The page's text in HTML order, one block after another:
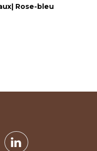
Rose-bleu